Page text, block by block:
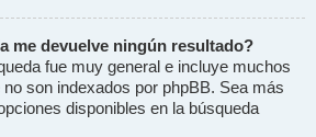
me devuelve ningún resultado?
fue muy general e incluye muchos
son indexados por phpBB. Sea más
disponibles en la búsqueda